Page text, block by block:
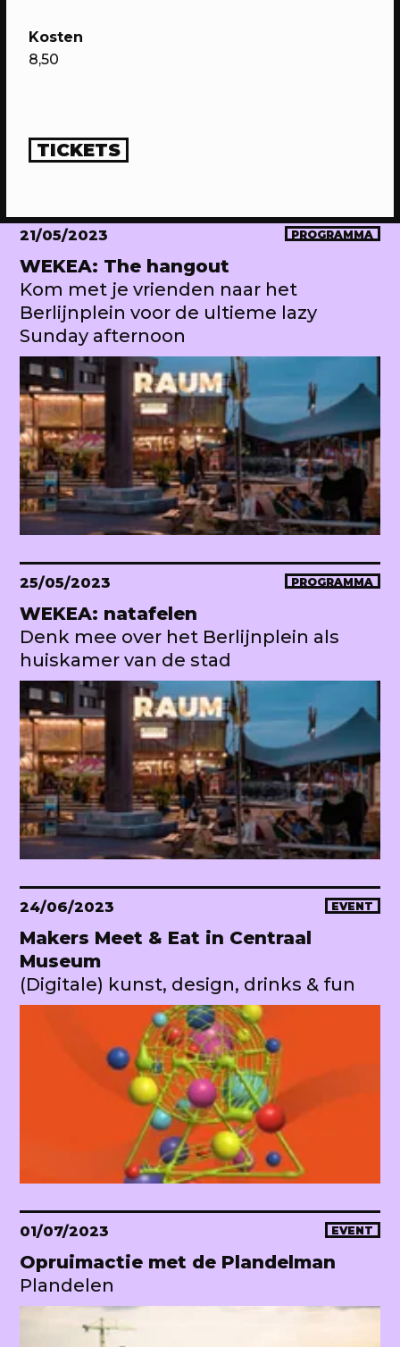
21/05/2023 PROGRAMMA
WEKEA: The hangout
Kom met je vrienden naar het
Berlijnplein voor de ultieme lazy
Sunday afternoon
25/05/2023 PROGRAMMA
WEKEA: natafelen
Denk mee over het Berlijnplein als
huiskamer van de stad
24/06/2023 EVENT
Makers Meet & Eat in Centraal
Museum
(Digitale) kunst, design, drinks & fun
01/07/2023 EVENT
Opruimactie met de Plandelman
Plandelen
Kosten
8,50
TICKETS